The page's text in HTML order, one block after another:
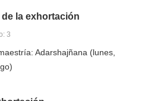
de la exhortación
3
Adarshajñana (lunes,